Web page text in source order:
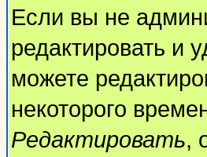
Если вы не
редактировать и
можете
некоторого
Редактировать,